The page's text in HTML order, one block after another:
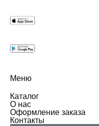
Меню
Каталог
О нас
Оформление заказа
Контакты